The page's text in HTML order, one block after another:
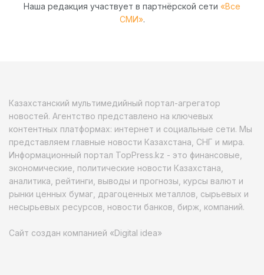
Наша редакция участвует в партнёрской сети «Все
СМИ».
Казахстанский мультимедийный портал-агрегатор
новостей. Агентство представлено на ключевых
контентных платформах: интернет и социальные сети. Мы
представляем главные новости Казахстана, СНГ и мира.
Информационный портал TopPress.kz - это финансовые,
экономические, политические новости Казахстана,
аналитика, рейтинги, выводы и прогнозы, курсы валют и
рынки ценных бумаг, драгоценных металлов, сырьевых и
несырьевых ресурсов, новости банков, бирж, компаний.
Сайт создан компанией «Digital idea»